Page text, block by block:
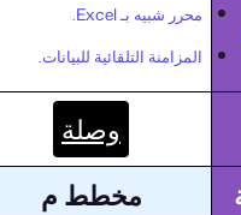
محرر شبيه بـ Excel.
المزامنة التلقائية للبيانات.
وصلة
مخطط م